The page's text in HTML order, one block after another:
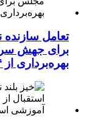
تعامل
برای جهش
بهره‌برداری از ۴۵۴ کلاس درس تا مهرماه